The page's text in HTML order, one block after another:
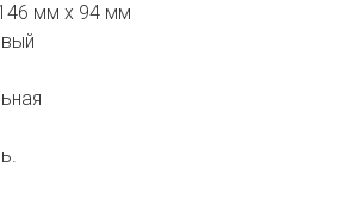
мм х 94 мм